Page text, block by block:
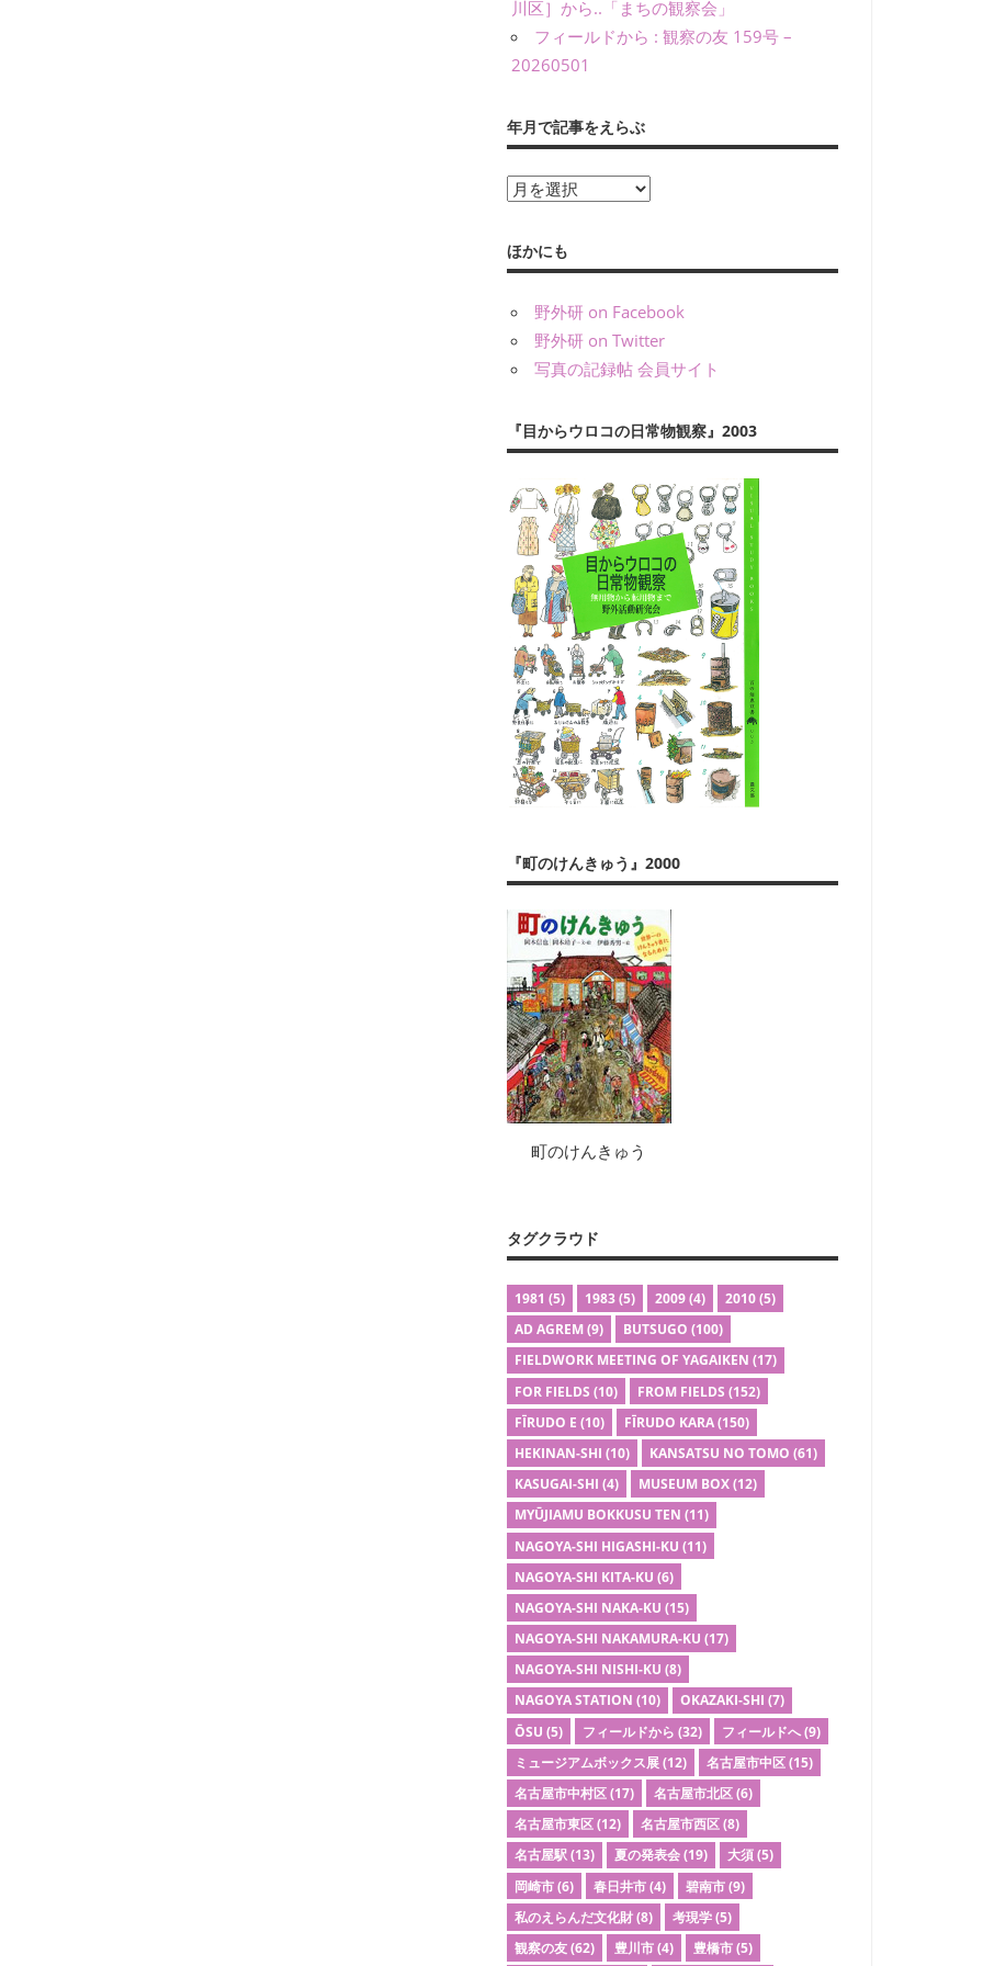
川区］から..「まちの観察会」
フィールドから : 観察の友 159号 –
20260501
年月で記事をえらぶ
年
で
記
ほかにも
野外研 on Facebook
野外研 on Twitter
写真の記録帖 会員サイト
『目からウロコの日常物観察』2003
『町のけんきゅう』2000
町のけんきゅう
タグクラウド
1981 (5) 1983(5) 2009(4) 2010(5)
AD AGREM(9) BUTSUGO (100)
FIELDWORK MEETING OF YAGAIKEN (17)
FOR FIELDS (10) FROM FIELDS (152)
FĪRUDO E (10) FĪRUDO KARA(150)
HEKINAN-SHI (10) KANSATSU NO TOMO (61)
KASUGAI-SHI (4) MUSEUM BOX(12)
MYŪJIAMU BOKKUSU TEN (11)
NAGOYA-SHI HIGASHI-KU (11)
NAGOYA-SHI KITA-KU (6)
NAGOYA-SHI NAKA-KU (15)
NAGOYA-SHI NAKAMURA-KU (17)
NAGOYA-SHI NISHI-KU (8)
NAGOYA STATION (10) OKAZAKI-SHI (7)
ŌSU (5) フィールドから (32) フィールドへ(9)
ミュージアムボックス展(12) 名古屋市中区(15)
名古屋市中村区(17) 名古屋市北区(6)
名古屋市東区(12) 名古屋市西区(8)
名古屋駅(13) 夏の発表会(19) 大須(5)
岡崎市(6) 春日井市(4) 碧南市(9)
私のえらんだ文化財(8) 考現学(5)
観察の友(62) 豊川市(4) 豊橋市(5)